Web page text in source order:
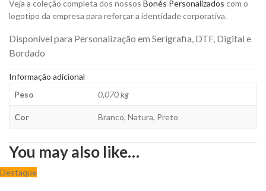
Veja a coleção completa dos nossos Bonés Personalizados com o
logotipo da empresa para reforçar a identidade corporativa.
Disponível para Personalização em Serigrafia, DTF, Digital e
Bordado
Informação adicional
Peso
0,070 kg
Cor Branco, Natura, Preto
You may also like…
Destaque